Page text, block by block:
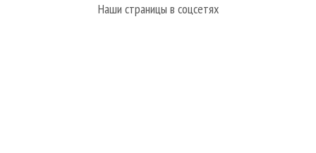
Наши страницы в соцсетях